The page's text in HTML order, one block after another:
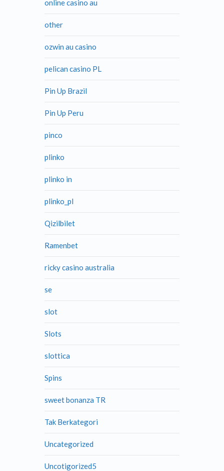
online casino au
other
ozwin au casino
pelican casino PL
Pin Up Brazil
Pin Up Peru
pinco
plinko
plinko in
plinko_pl
Qizilbilet
Ramenbet
ricky casino australia
se
slot
Slots
slottica
Spins
sweet bonanza TR
Tak Berkategori
Uncategorized
Uncotigorized5